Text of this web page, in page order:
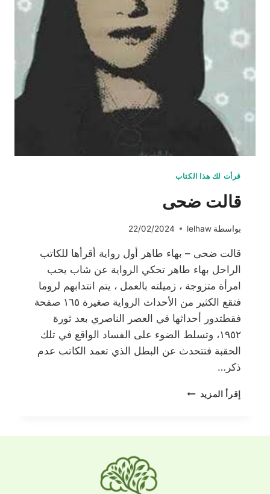
قرأت لك هذا الكتاب
قالت ضحى
بواسطة lelhaw
22/02/2024
قالت ضحى – بهاء طاهر أول رواية أقرأها للكاتب
الراحل بهاء طاهر تحكي الرواية عن شاب يحب
امرأة متزوجة ، زميلته بالعمل ، يتم انتدابهم لروما
فتقع الكثير من الأحداث الرواية صغيرة ١٦٥ صفحة
فقطتدور أحداثها في العصر الناصري بعد ثورة
١٩٥٢، وتسلط الضوء على الفساد الواقع في تلك
الحقبة فتتحدث عن البطل الذي تعمد الكاتب عدم
ذكر…
إقرأ المزيد قالت